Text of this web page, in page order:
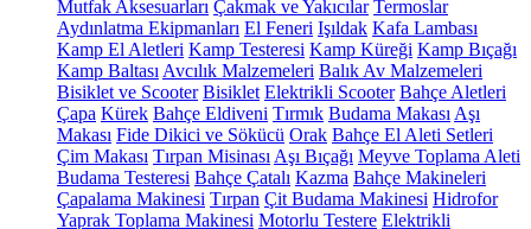
Mutfak Aksesuarları Çakmak ve Yakıcılar Termoslar
Aydınlatma Ekipmanları El Feneri Işıldak Kafa Lambası
Kamp El Aletleri Kamp Testeresi Kamp Küreği Kamp Bıçağı
Kamp Baltası Avcılık Malzemeleri Balık Av Malzemeleri
Bisiklet ve Scooter Bisiklet Elektrikli Scooter Bahçe Aletleri
Çapa Kürek Bahçe Eldiveni Tırmık Budama Makası Aşı
Makası Fide Dikici ve Sökücü Orak Bahçe El Aleti Setleri
Çim Makası Tırpan Misinası Aşı Bıçağı Meyve Toplama Aleti
Budama Testeresi Bahçe Çatalı Kazma Bahçe Makineleri
Çapalama Makinesi Tırpan Çit Budama Makinesi Hidrofor
Yaprak Toplama Makinesi Motorlu Testere Elektrikli